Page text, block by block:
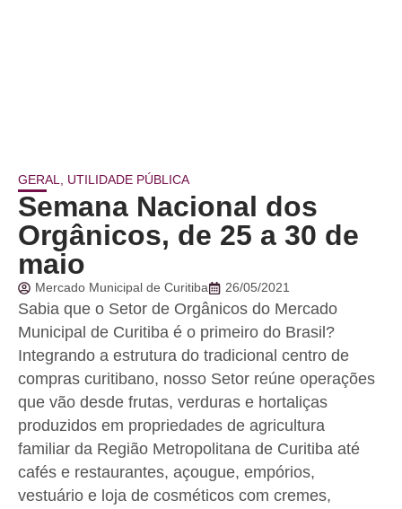
GERAL, UTILIDADE PÚBLICA
Semana Nacional dos
Orgânicos, de 25 a 30 de
maio
Mercado Municipal de Curitiba 26/05/2021
Sabia que o Setor de Orgânicos do Mercado
Municipal de Curitiba é o primeiro do Brasil?
Integrando a estrutura do tradicional centro de
compras curitibano, nosso Setor reúne operações
que vão desde frutas, verduras e hortaliças
produzidos em propriedades de agricultura
familiar da Região Metropolitana de Curitiba até
cafés e restaurantes, açougue, empórios,
vestuário e loja de cosméticos com cremes,